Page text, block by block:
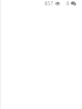
0
857